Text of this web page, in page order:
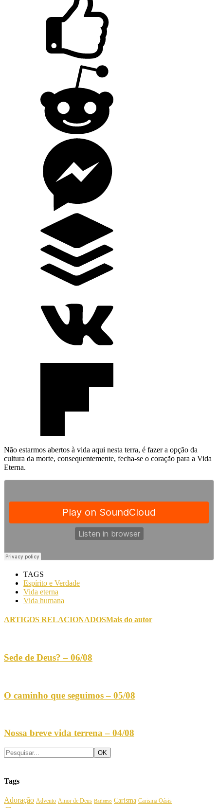
Não estarmos abertos à vida aqui nesta terra, é fazer a opção da
cultura da morte, consequentemente, fecha-se o coração para a Vida
Eterna.
TAGS
Espírito e Verdade
Vida eterna
Vida humana
ARTIGOS RELACIONADOSMais do autor
Sede de Deus? – 06/08
O caminho que seguimos – 05/08
Nossa breve vida terrena – 04/08
Tags
Adoração Advento Amor de Deus Batismo Carisma Carisma Oásis